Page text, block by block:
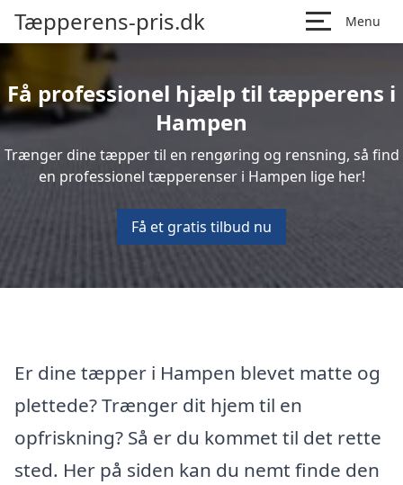
Tæpperens-pris.dk Menu
Få professionel hjælp til tæpperens i
Hampen
Trænger dine tæpper til en rengøring og rensning, så find
en professionel tæpperenser i Hampen lige her!
Få et gratis tilbud nu
Er dine tæpper i Hampen blevet matte og
plettede? Trænger dit hjem til en
opfriskning? Så er du kommet til det rette
sted. Her på siden kan du nemt finde den